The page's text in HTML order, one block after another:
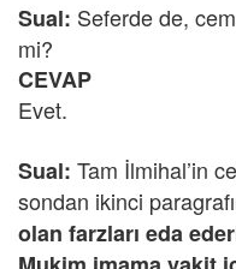
Sual: Seferde de,
mi?
CEVAP
Evet.
Sual: Tam İlmihal’in
sondan ikinci
olan farzları eda